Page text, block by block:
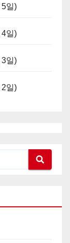
일)
일)
일)
일)